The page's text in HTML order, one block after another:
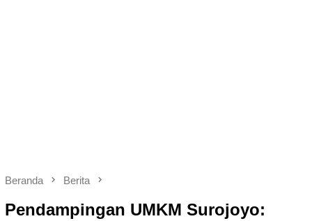
Beranda Berita
Pendampingan UMKM Surojoyo: